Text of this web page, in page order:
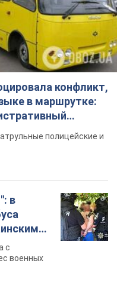
конфликт,
в маршрутке:
полицейские и
в
с
военных